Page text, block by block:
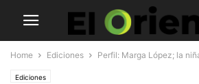
Home Ediciones Perfil: Marga López; la
Ediciones